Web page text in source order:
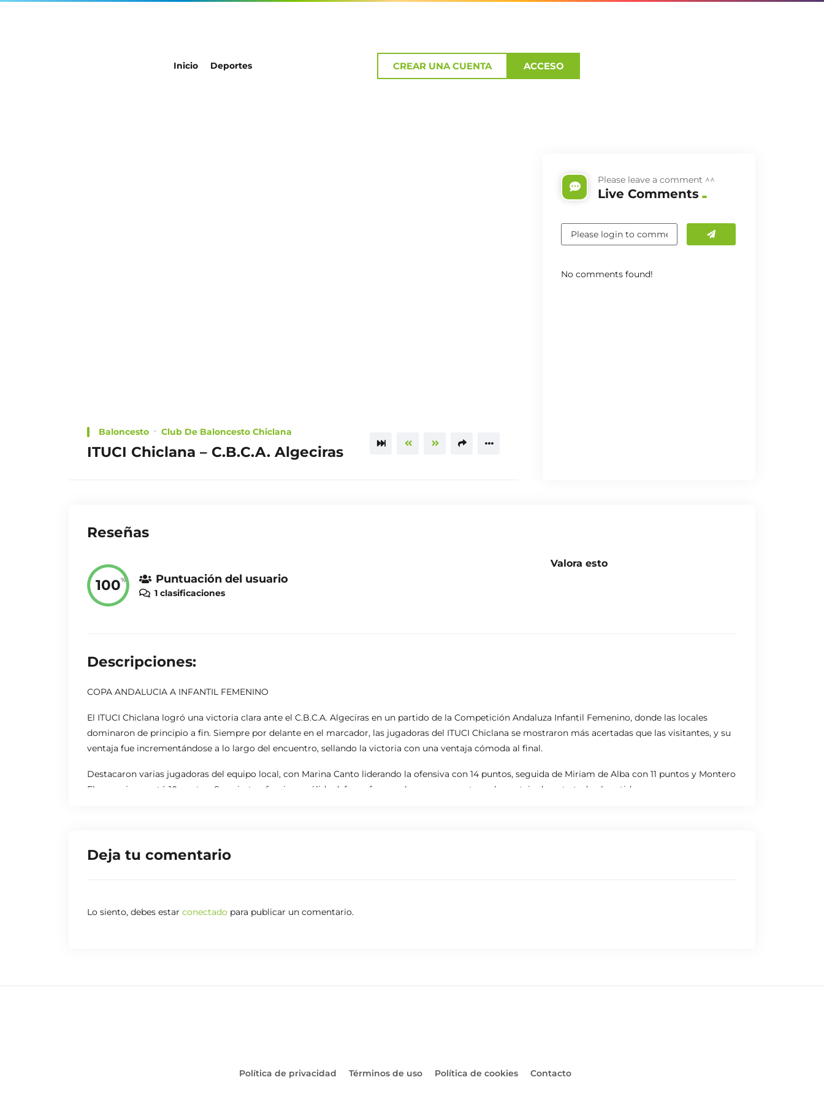
Inicio Deportes CREAR UNA CUENTA ACCESO
A PLAN
Baloncesto Club De Baloncesto Chiclana
ITUCI Chiclana – C.B.C.A. Algeciras
Please leave a comment ^^
Live Comments
No comments found!
Reseñas
100% Puntuación del usuario
1 clasificaciones
Valora esto
Descripciones:
COPA ANDALUCIA A INFANTIL FEMENINO
El ITUCI Chiclana logró una victoria clara ante el C.B.C.A. Algeciras en un partido de la Competición Andaluza Infantil Femenino, donde las locales
dominaron de principio a fin. Siempre por delante en el marcador, las jugadoras del ITUCI Chiclana se mostraron más acertadas que las visitantes, y su
ventaja fue incrementándose a lo largo del encuentro, sellando la victoria con una ventaja cómoda al final.
Destacaron varias jugadoras del equipo local, con Marina Canto liderando la ofensiva con 14 puntos, seguida de Miriam de Alba con 11 puntos y Montero
Elena, quien anotó 10 puntos. Su acierto ofensivo y sólida defensa fueron claves para mantener la ventaja durante todo el partido.
Deja tu comentario
Lo siento, debes estar conectado para publicar un comentario.
Política de privacidad Términos de uso Política de cookies Contacto